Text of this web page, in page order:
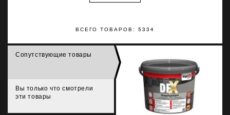
ВСЕГО ТОВАРОВ: 5334
Сопутствующие товары
Вы только что смотрели
эти товары